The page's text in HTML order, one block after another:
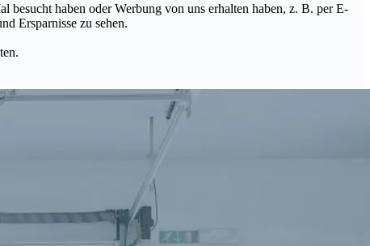
besucht haben oder Werbung von uns erhalten haben, z. B. per E-
Ersparnisse zu sehen.